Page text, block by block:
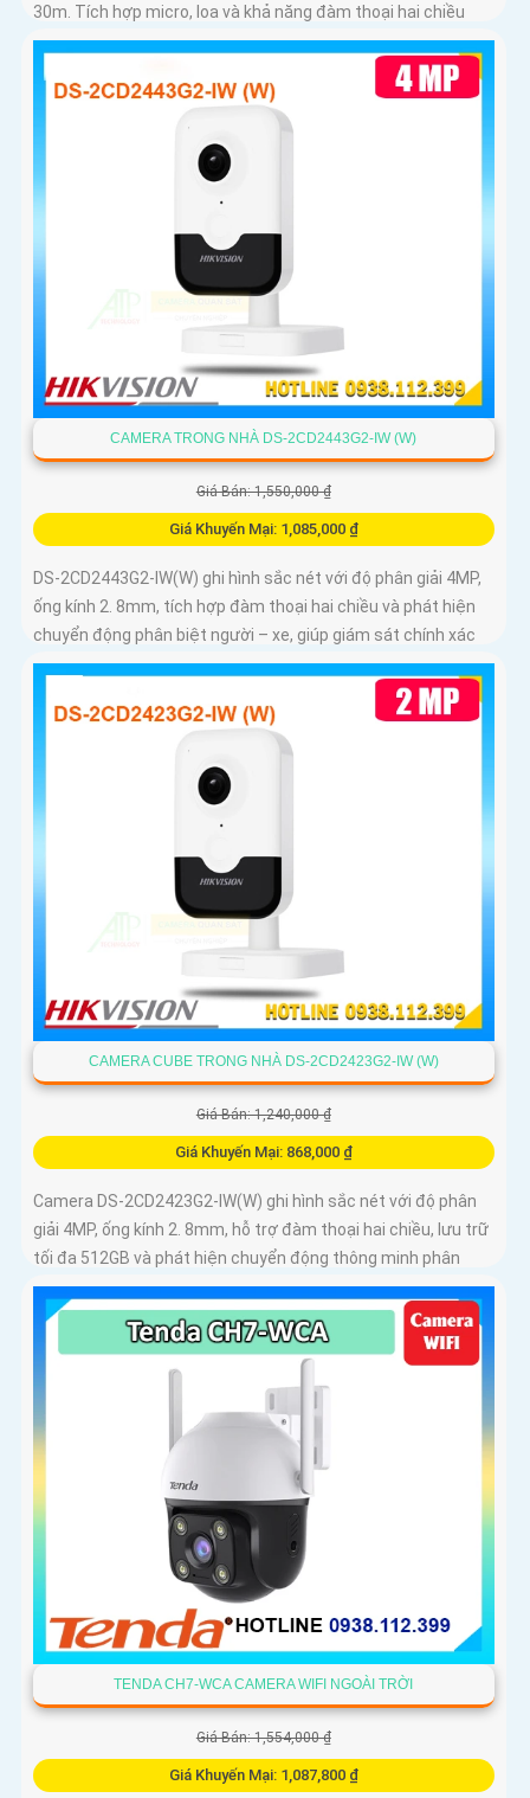
30m. Tích hợp micro, loa và khả năng đàm thoại hai chiều
CAMERA TRONG NHÀ DS-2CD2443G2-IW (W)
Giá Bán: 1,550,000 ₫
Giá Khuyến Mại: 1,085,000 ₫
DS-2CD2443G2-IW(W) ghi hình sắc nét với độ phân giải 4MP,
ống kính 2. 8mm, tích hợp đàm thoại hai chiều và phát hiện
chuyển động phân biệt người – xe, giúp giám sát chính xác
CAMERA CUBE TRONG NHÀ DS-2CD2423G2-IW (W)
Giá Bán: 1,240,000 ₫
Giá Khuyến Mại: 868,000 ₫
Camera DS-2CD2423G2-IW(W) ghi hình sắc nét với độ phân
giải 4MP, ống kính 2. 8mm, hỗ trợ đàm thoại hai chiều, lưu trữ
tối đa 512GB và phát hiện chuyển động thông minh phân
biệt người, phương tiện
TENDA CH7-WCA CAMERA WIFI NGOÀI TRỜI
Giá Bán: 1,554,000 ₫
Giá Khuyến Mại: 1,087,800 ₫